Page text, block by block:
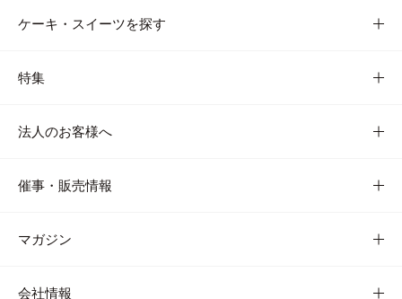
ケーキ・スイーツを探す
特集
法人のお客様へ
催事・販売情報
マガジン
会社情報